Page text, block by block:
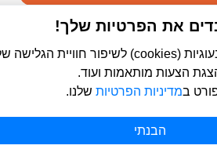
את הפרטיות שלך!
אנחנו משתמשים בעוגיות (cookies) לשיפור חוויית הגלישה שלך,
הצעות מותאמות ועוד.
במדיניות הפרטיותשלנו.
הבנתי